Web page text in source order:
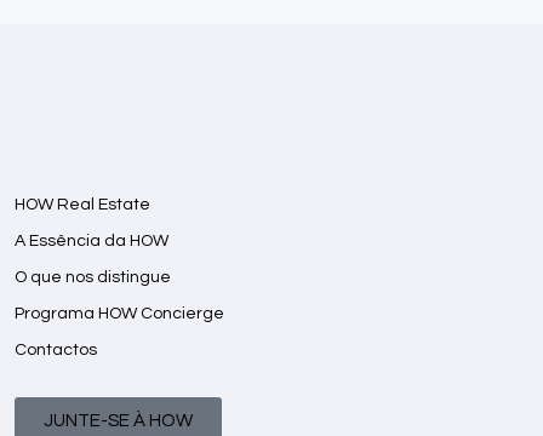
HOW Real Estate
A Essência da HOW
O que nos distingue
Programa HOW Concierge
Contactos
JUNTE-SE À HOW